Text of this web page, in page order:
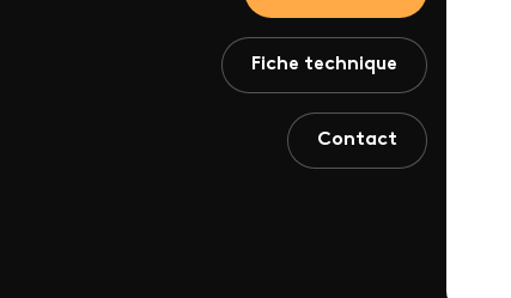
Fiche technique
Contact